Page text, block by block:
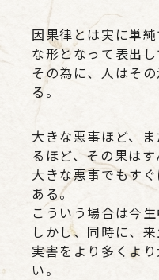
因果律とは実に単
な形となって表出し
その為に、人はそ
る。
大きな悪事ほど、
るほど、その果は
大きな悪事でもす
ある。
こういう場合は今
しかし、同時に、
実害をより多くよ
い。